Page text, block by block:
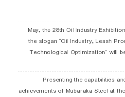
19 May, the 28th Oil Industry
the slogan “Oil Industry, Leash
Technological Optimization” will
Presenting the capabilities
achievements of Mubaraka Steel at